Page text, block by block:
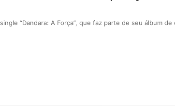
“Dandara: A Força”, que faz parte de seu álbum de